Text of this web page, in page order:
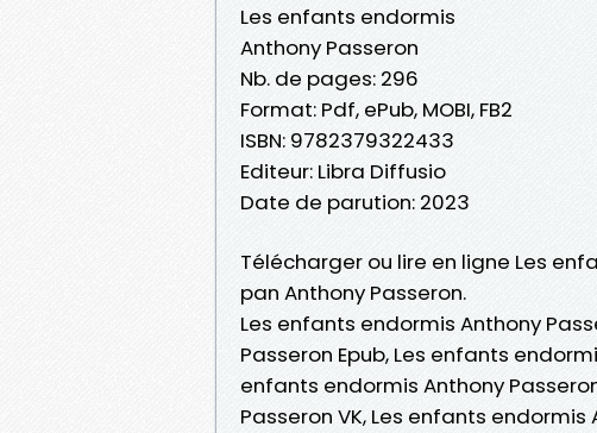
Les enfants endormis
Anthony Passeron
Nb. de pages: 296
Format: Pdf, ePub, MOBI, FB2
ISBN: 9782379322433
Editeur: Libra Diffusio
Date de parution: 2023
Télécharger ou lire en ligne Les
pan Anthony Passeron.
Les enfants endormis Anthony
Passeron Epub, Les enfants
enfants endormis Anthony
Passeron VK, Les enfants